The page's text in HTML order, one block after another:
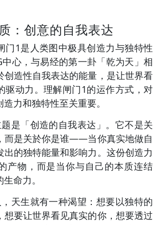
：创意的自我表达
门1是人类图中极具创造力与独特性
心，与易经的第一卦「乾为天」相
创造性自我表达的能量，是让世界看
驱动力。理解闸门1的运作方式，对
力和独特性至关重要。
是「创造的自我表达」。它不是关
而是关於你是谁——当你真实地做自
出的独特能量和影响力。这份创造力
产物，而是当你与自己的本质连结
命力。
天生就有一种渴望：想要以独特的
想要让世界看见真实的你，想要透过